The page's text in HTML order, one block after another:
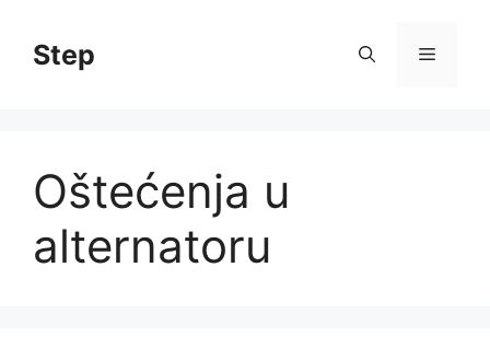
contentStep Menu
Oštećenja u
alternatoru